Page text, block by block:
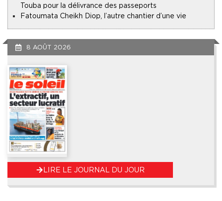
Touba pour la délivrance des passeports
Fatoumata Cheikh Diop, l’autre chantier d’une vie
8 AOÛT 2026
LIRE LE JOURNAL DU JOUR